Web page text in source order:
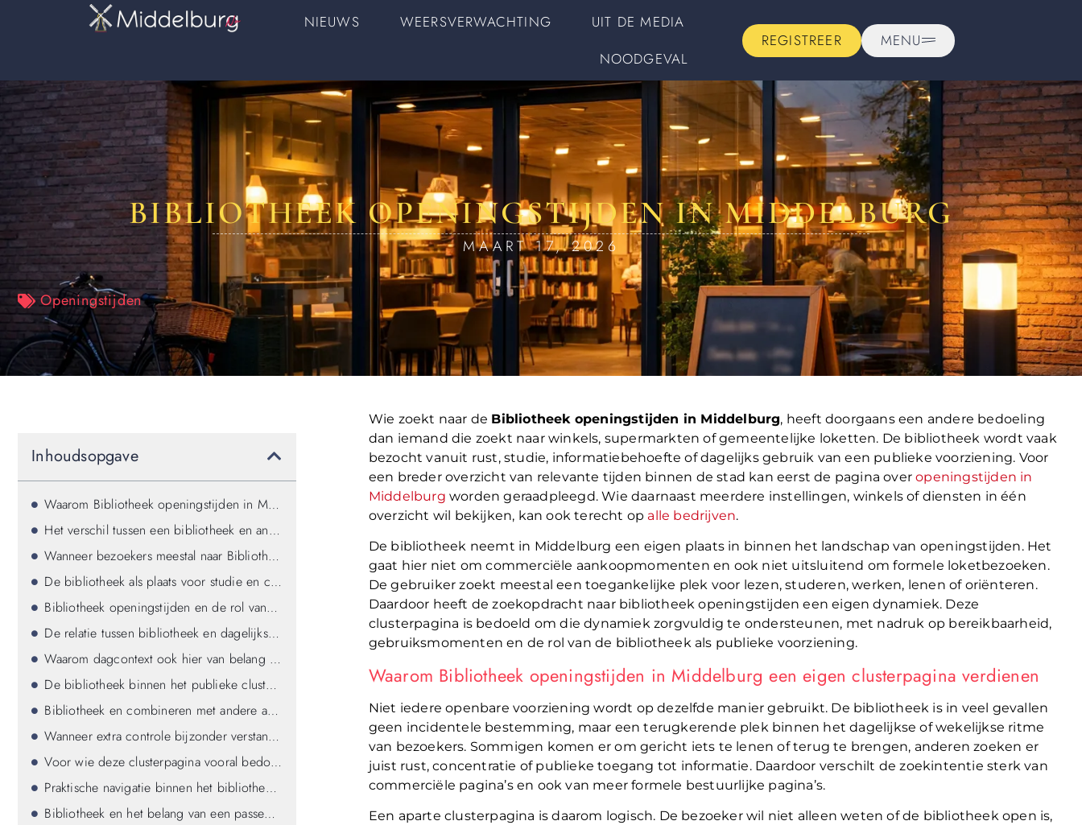
NIEUWS WEERSVERWACHTING
UIT DE MEDIA
NOODGEVAL
REGISTREER MENU
BIBLIOTHEEK OPENINGSTIJDEN IN MIDDELBURG
MAART 17, 2026
Openingstijden
Wie zoekt naar de Bibliotheek openingstijden in Middelburg, heeft doorgaans een andere bedoeling
dan iemand die zoekt naar winkels, supermarkten of gemeentelijke loketten. De bibliotheek wordt vaak
bezocht vanuit rust, studie, informatiebehoefte of dagelijks gebruik van een publieke voorziening. Voor
een breder overzicht van relevante tijden binnen de stad kan eerst de pagina overopeningstijden in
Middelburg worden geraadpleegd. Wie daarnaast meerdere instellingen, winkels of diensten in één
overzicht wil bekijken, kan ook terecht op alle bedrijven.
De bibliotheek neemt in Middelburg een eigen plaats in binnen het landschap van openingstijden. Het
gaat hier niet om commerciële aankoopmomenten en ook niet uitsluitend om formele loketbezoeken.
De gebruiker zoekt meestal een toegankelijke plek voor lezen, studeren, werken, lenen of oriënteren.
Daardoor heeft de zoekopdracht naar bibliotheek openingstijden een eigen dynamiek. Deze
clusterpagina is bedoeld om die dynamiek zorgvuldig te ondersteunen, met nadruk op bereikbaarheid,
gebruiksmomenten en de rol van de bibliotheek als publieke voorziening.
Waarom Bibliotheek openingstijden in Middelburg een eigen clusterpagina verdienen
Niet iedere openbare voorziening wordt op dezelfde manier gebruikt. De bibliotheek is in veel gevallen
geen incidentele bestemming, maar een terugkerende plek binnen het dagelijkse of wekelijkse ritme
van bezoekers. Sommigen komen er om gericht iets te lenen of terug te brengen, anderen zoeken er
juist rust, concentratie of publieke toegang tot informatie. Daardoor verschilt de zoekintentie sterk van
commerciële pagina’s en ook van meer formele bestuurlijke pagina’s.
Een aparte clusterpagina is daarom logisch. De bezoeker wil niet alleen weten of de bibliotheek open is,
Inhoudsopgave
Waarom Bibliotheek openingstijden in Middelburg een eigen clusterpagina verdienen
Het verschil tussen een bibliotheek en andere publieke voorzieningen
Wanneer bezoekers meestal naar Bibliotheek openingstijden in Middelburg zoeken
De bibliotheek als plaats voor studie en concentratie
Bibliotheek openingstijden en de rol van toegankelijkheid
De relatie tussen bibliotheek en dagelijks gebruik
Waarom dagcontext ook hier van belang blijft
De bibliotheek binnen het publieke cluster van Middelburg
Bibliotheek en combineren met andere afspraken in Middelburg
Wanneer extra controle bijzonder verstandig is
Voor wie deze clusterpagina vooral bedoeld is
Praktische navigatie binnen het bibliotheekcluster
Bibliotheek en het belang van een passend bezoekmoment